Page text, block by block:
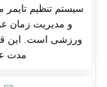
و مدیریت زمان
ورزشی است. این
مدت